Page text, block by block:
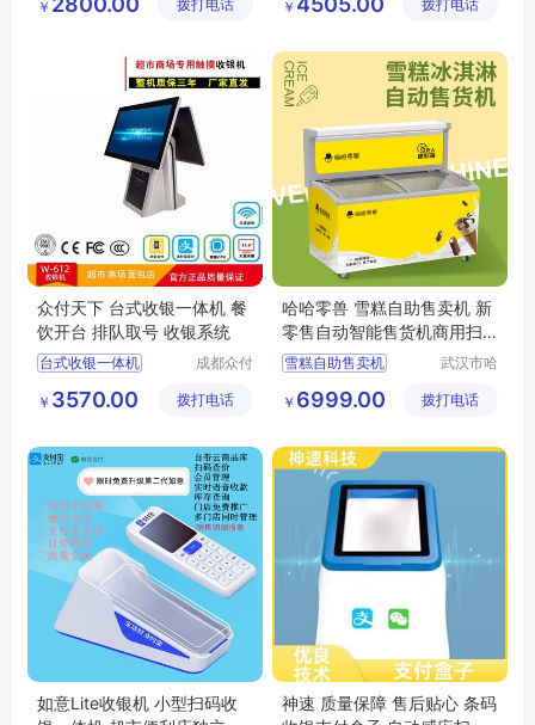
零售收银系统
店铺收银系统
有限公司
￥ 拨打电话
子商务有
￥ 拨打电话
众付天下 台式收银一体机 餐
饮开台 排队取号 收银系统
台式收银一体机
收银系统厂家
收银系统定制
成都众付
有限公司
￥ 3570.00 拨打电话
哈哈零兽 雪糕自助售卖机 新
零售自动智能售货机商用扫
码开门售货柜
雪糕自助售卖机
商用扫码开门售货柜
武汉市哈
技有限公
￥ 6999.00 拨打电话
如意Lite收银机 小型扫码收
神速 质量保障 售后贴心 条码